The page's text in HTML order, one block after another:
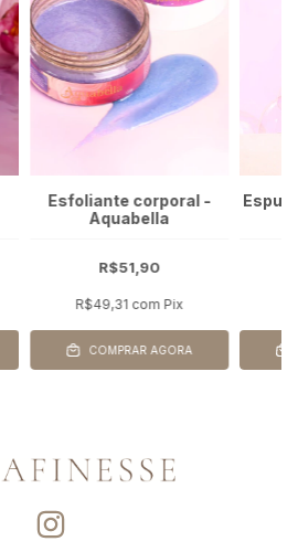
Esfoliante corporal -
Aquabella
R$51,90
R$49,31 com Pix
COMPRAR AGORA